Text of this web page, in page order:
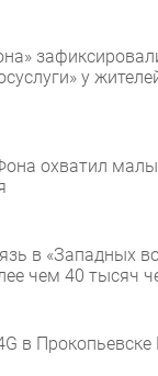
у
охватил
в «Западных
чем 40 тысяч
в